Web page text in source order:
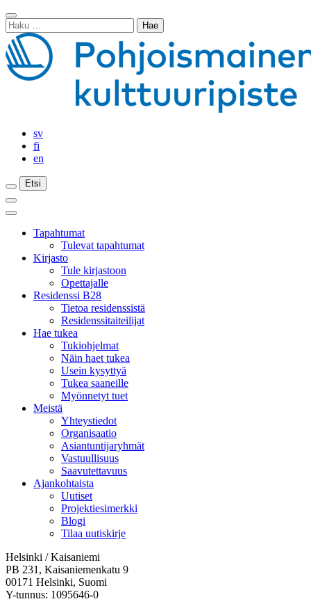
Siirry
sisältöön
Sulje
haku
Haku:
sv
fi
en
Etsi
Etsi
Etsi
Päävalikko
Sulje
päävalikkoTapahtumat
Tulevat tapahtumat
Kirjasto
Tule kirjastoon
Opettajalle
Residenssi B28
Tietoa residenssistä
Residenssitaiteilijat
Hae tukea
Tukiohjelmat
Näin haet tukea
Usein kysyttyä
Tukea saaneille
Myönnetyt tuet
Meistä
Yhteystiedot
Organisaatio
Asiantuntijaryhmät
Vastuullisuus
Saavutettavuus
Ajankohtaista
Uutiset
Projektiesimerkki
Blogi
Tilaa uutiskirje
Helsinki / Kaisaniemi
PB 231, Kaisaniemenkatu 9
00171 Helsinki, Suomi
Y-tunnus: 1095646-0